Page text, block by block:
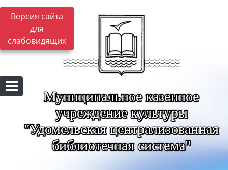
Версия сайта
для
слабовидящих
Муниципальное казенное
учреждение культуры
"Удомельская централизованная
библиотечная система"